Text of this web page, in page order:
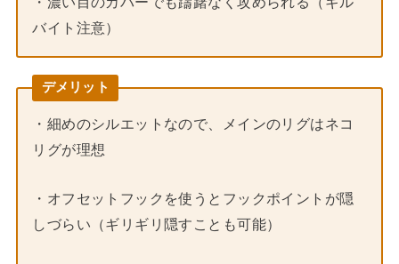
バイト注意）
デメリット
・細めのシルエットなので、メインのリグはネコ
リグが理想
・オフセットフックを使うとフックポイントが隠
しづらい（ギリギリ隠すことも可能）